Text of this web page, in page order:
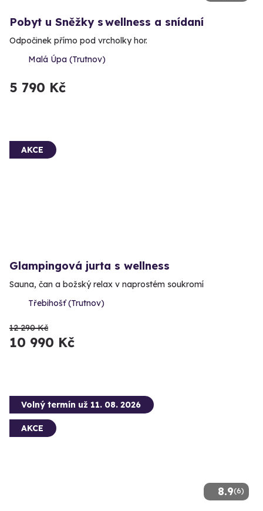
Pobyt u Sněžky s wellness a snídaní
Odpočinek přímo pod vrcholky hor.
Malá Úpa (Trutnov)
5 790 Kč
AKCE
Glampingová jurta s wellness
Sauna, čan a božský relax v naprostém soukromí
Třebihošť (Trutnov)
12 290 Kč
10 990 Kč
8.9(6)
Volný termín už 11. 08. 2026
AKCE